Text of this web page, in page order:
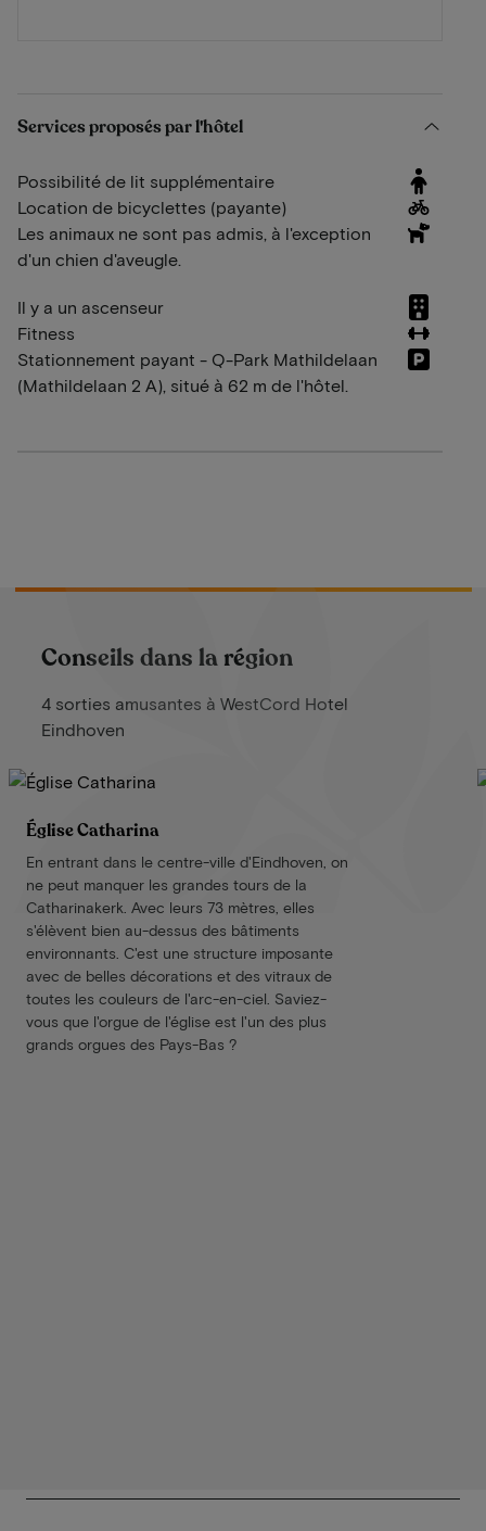
Services proposés par l'hôtel
Possibilité de lit supplémentaire
Location de bicyclettes (payante)
Les animaux ne sont pas admis, à l'exception
d'un chien d'aveugle.
Il y a un ascenseur
Fitness
Stationnement payant - Q-Park Mathildelaan
(Mathildelaan 2 A), situé à 62 m de l'hôtel.
Conseils dans la région
4 sorties amusantes à WestCord Hotel
Eindhoven
Église Catharina
En entrant dans le centre-ville d'Eindhoven, on
ne peut manquer les grandes tours de la
Catharinakerk. Avec leurs 73 mètres, elles
s'élèvent bien au-dessus des bâtiments
environnants. C'est une structure imposante
avec de belles décorations et des vitraux de
toutes les couleurs de l'arc-en-ciel. Saviez-
vous que l'orgue de l'église est l'un des plus
grands orgues des Pays-Bas ?